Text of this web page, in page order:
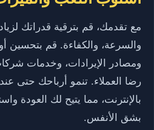
مع تقدمك، قم بترقية قدراتك
والسرعة، والكفاءة. قم بتحسين
ومصادر الإيرادات، وخدمات
رضا العملاء. تنمو أرباحك حتى
بالإنترنت، مما يتيح لك العودة
بشق الأنفس.